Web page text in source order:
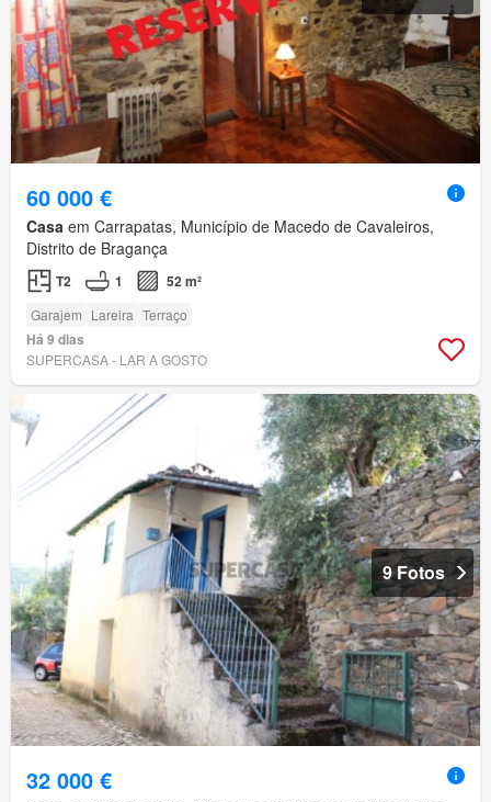
60 000 €
Casa em Carrapatas, Município de Macedo de Cavaleiros,
Distrito de Bragança
T2 1 52 m²
Garajem Lareira Terraço
Há 9 dias
SUPERCASA - LAR A GOSTO
9 Fotos
32 000 €